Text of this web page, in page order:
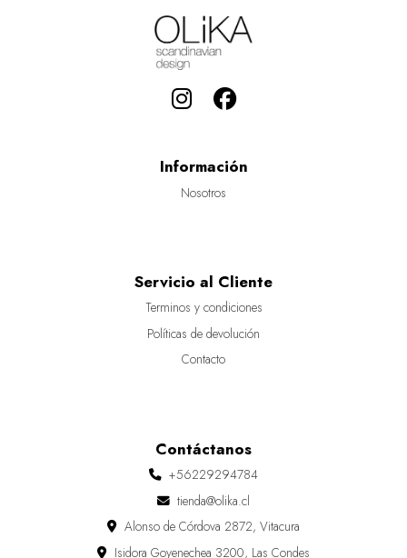
Información
Nosotros
Servicio al Cliente
Terminos y condiciones
Políticas de devolución
Contacto
Contáctanos
+56229294784
tienda@olika.cl
Alonso de Córdova 2872, Vitacura
Isidora Goyenechea 3200, Las Condes